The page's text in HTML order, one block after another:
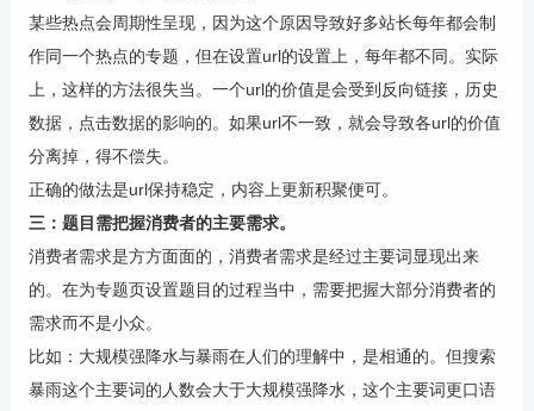
某些热点会周期性呈现，因为这个原因导致好多站长每年都会制
作同一个热点的专题，但在设置url的设置上，每年都不同。实际
上，这样的方法很失当。一个url的价值是会受到反向链接，历史
数据，点击数据的影响的。如果url不一致，就会导致各url的价值
分离掉，得不偿失。
正确的做法是url保持稳定，内容上更新积聚便可。
三：题目需把握消费者的主要需求。
消费者需求是方方面面的，消费者需求是经过主要词显现出来
的。在为专题页设置题目的过程当中，需要把握大部分消费者的
需求而不是小众。
比如：大规模强降水与暴雨在人们的理解中，是相通的。但搜索
暴雨这个主要词的人数会大于大规模强降水，这个主要词更口语